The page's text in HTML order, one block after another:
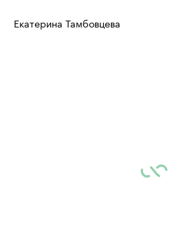
Екатерина Тамбовцева